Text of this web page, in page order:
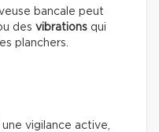
bancale peut
des vibrations qui
planchers.
vigilance active,